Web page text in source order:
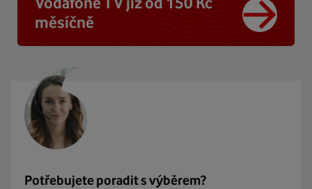
měsíčně
Potřebujete poradit s výběrem?